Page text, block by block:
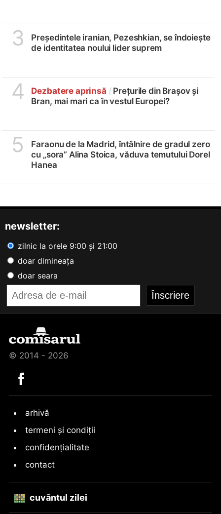
3
Președintele iranian, Pezeshkian, se îndoiește
de identitatea noului lider suprem
4 Dezbatere aprinsă /Prețurile din Brașov și
Bran, mai mari ca în vestul Europei?
5
Faraonu de la Madrid, întâlnire de gradul zero
cu „sora” Alina Stoica, văduva temutului Dorel
Hanea
newsletter:
zilnic la orele 9:00 și 21:00
doar dimineața
doar seara
© 2014 - 2026
arhivă
termeni și condiții
confidențialitate
contact
cuvântul zilei